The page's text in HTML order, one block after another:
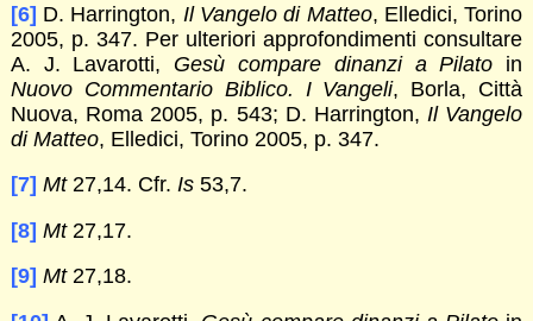
[6] D. Harrington, Il Vangelo di Matteo, Elledici, Torino
2005, p. 347. Per ulteriori approfondimenti consultare
A. J. Lavarotti, Gesù compare dinanzi a Pilato in
Nuovo Commentario Biblico. I Vangeli, Borla, Città
Nuova, Roma 2005, p. 543; D. Harrington, Il Vangelo
di Matteo, Elledici, Torino 2005, p. 347.
[7] Mt27,14. Cfr. Is53,7.
[8] Mt27,17.
[9] Mt27,18.